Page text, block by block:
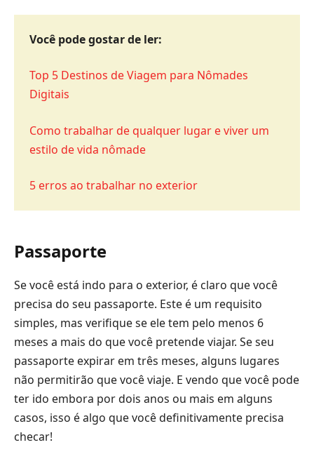
Você pode gostar de ler:
Top 5 Destinos de Viagem para Nômades
Digitais
Como trabalhar de qualquer lugar e viver um
estilo de vida nômade
5 erros ao trabalhar no exterior
Passaporte
Se você está indo para o exterior, é claro que você
precisa do seu passaporte. Este é um requisito
simples, mas verifique se ele tem pelo menos 6
meses a mais do que você pretende viajar. Se seu
passaporte expirar em três meses, alguns lugares
não permitirão que você viaje. E vendo que você pode
ter ido embora por dois anos ou mais em alguns
casos, isso é algo que você definitivamente precisa
checar!